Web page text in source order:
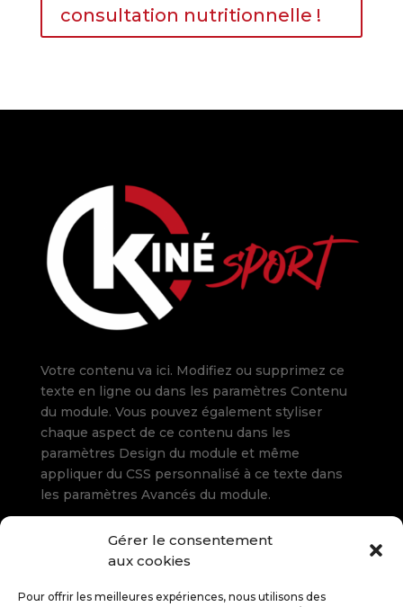
Gérer le consentement
aux cookies
Pour offrir les meilleures expériences, nous utilisons des
consultation nutritionnelle !
Votre contenu va ici. Modifiez ou supprimez ce
texte en ligne ou dans les paramètres Contenu
du module. Vous pouvez également styliser
chaque aspect de ce contenu dans les
paramètres Design du module et même
appliquer du CSS personnalisé à ce texte dans
les paramètres Avancés du module.
Rue du Pont Pavot 29
5660 Frasnes (Couvin)
Tél.+32 60 349 123